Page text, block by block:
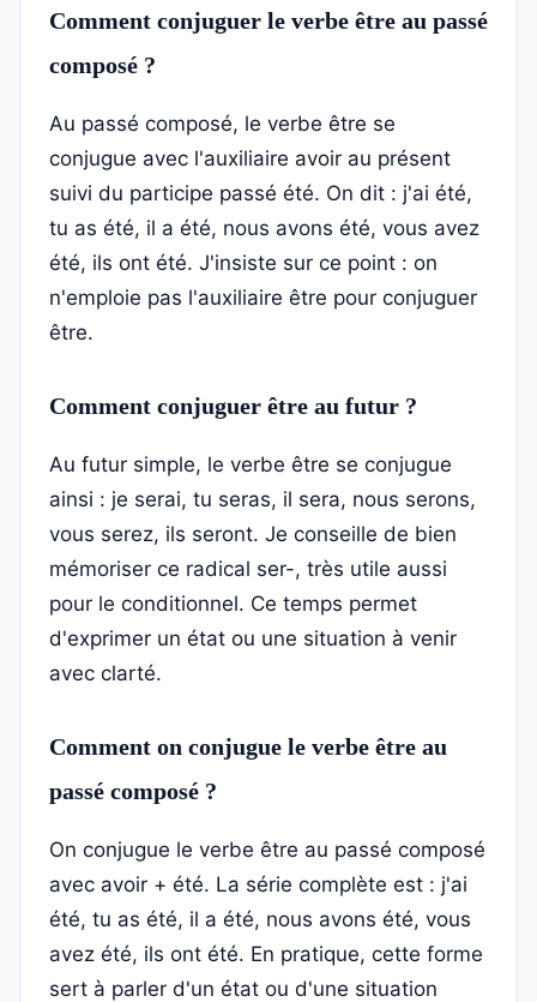
Comment conjuguer le verbe être au passé
composé ?
Au passé composé, le verbe être se
conjugue avec l'auxiliaire avoir au présent
suivi du participe passé été. On dit : j'ai été,
tu as été, il a été, nous avons été, vous avez
été, ils ont été. J'insiste sur ce point : on
n'emploie pas l'auxiliaire être pour conjuguer
être.
Comment conjuguer être au futur ?
Au futur simple, le verbe être se conjugue
ainsi : je serai, tu seras, il sera, nous serons,
vous serez, ils seront. Je conseille de bien
mémoriser ce radical ser-, très utile aussi
pour le conditionnel. Ce temps permet
d'exprimer un état ou une situation à venir
avec clarté.
Comment on conjugue le verbe être au
passé composé ?
On conjugue le verbe être au passé composé
avec avoir + été. La série complète est : j'ai
été, tu as été, il a été, nous avons été, vous
avez été, ils ont été. En pratique, cette forme
sert à parler d'un état ou d'une situation